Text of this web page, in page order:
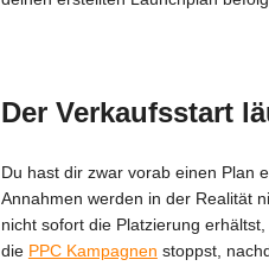
Der Verkaufsstart
Du hast dir zwar vorab einen Plan
Annahmen werden in der Realität
nicht sofort die Platzierung
die PPC Kampagnen stoppst,